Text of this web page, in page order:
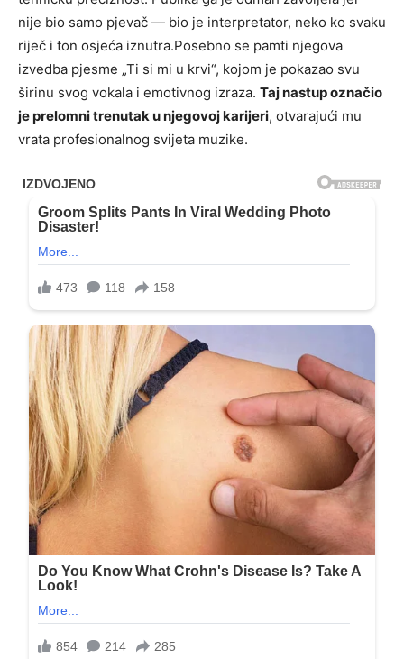
nije bio samo pjevač — bio je interpretator, neko ko svaku
riječ i ton osjeća iznutra.Posebno se pamti njegova
izvedba pjesme „Ti si mi u krvi“, kojom je pokazao svu
širinu svog vokala i emotivnog izraza. Taj nastup označio
je prelomni trenutak u njegovoj karijeri, otvarajući mu
vrata profesionalnog svijeta muzike.